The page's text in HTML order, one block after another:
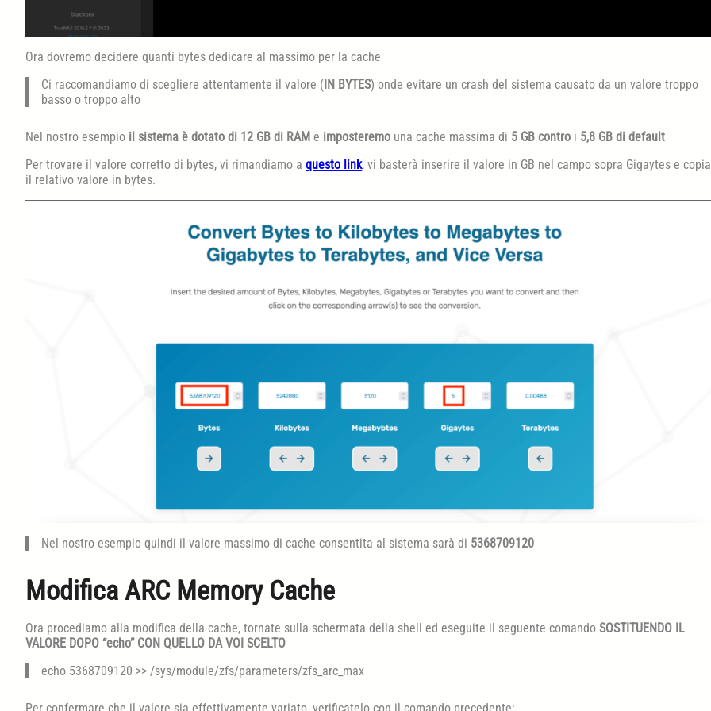
Ora dovremo decidere quanti bytes dedicare al massimo per la cache
Ci raccomandiamo di scegliere attentamente il valore ( IN BYTES) onde evitare un crash del sistema causato da un valore troppo
basso o troppo alto
Nel nostro esempio il sistema è dotato di 12 GB di RAM e imposteremo una cache massima di 5 GB contro i 5,8 GB di default
Per trovare il valore corretto di bytes, vi rimandiamo a questo link, vi basterà inserire il valore in GB nel campo sopra Gigaytes e
il relativo valore in bytes.
Nel nostro esempio quindi il valore massimo di cache consentita al sistema sarà di 5368709120
Modifica ARC Memory Cache
Ora procediamo alla modifica della cache, tornate sulla schermata della shell ed eseguite il seguente comando SOSTITUENDO IL
VALORE DOPO “echo” CON QUELLO DA VOI SCELTO
echo 5368709120 >> /sys/module/zfs/parameters/zfs_arc_max